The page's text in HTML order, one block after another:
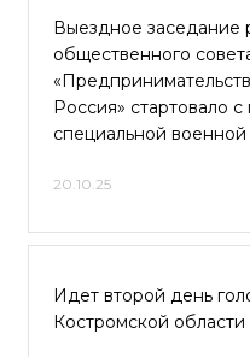
Выездное заседание
общественного
Россия» стартовало
специальной
20.10.25
Идет второй день
Костромской области